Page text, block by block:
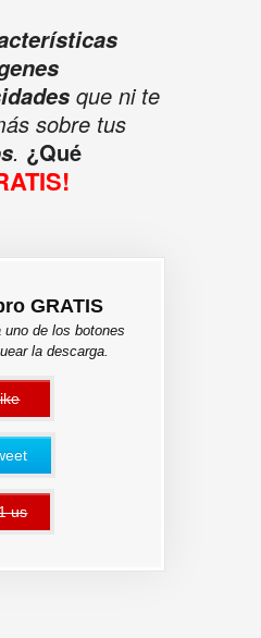
que ni te
sobre tus
. ¿Qué
GRATIS
de los botones
la descarga.
us